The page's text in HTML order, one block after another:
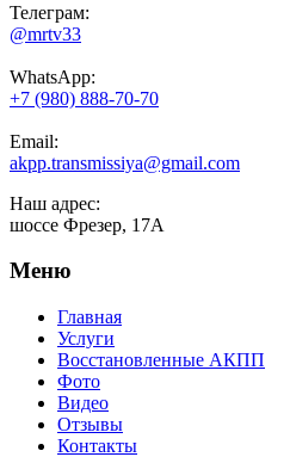
Телеграм:
@mrtv33
WhatsApp:
+7 (980) 888-70-70
Email:
akpp.transmissiya@gmail.com
Наш адрес:
шоссе Фрезер, 17А
Меню
Главная
Услуги
Восстановленные АКПП
Фото
Видео
Отзывы
Контакты